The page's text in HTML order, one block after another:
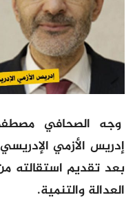
وجه الصحافي
إدريس الأزمي
بعد تقديم استقالته
العدالة والتنمية.